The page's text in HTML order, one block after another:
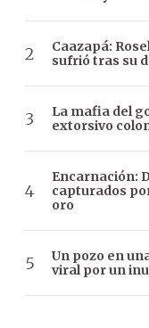
Caazapá:
sufrió tras su
La mafia del
extorsivo
Encarnación:
capturados
oro
Un pozo en
viral por un